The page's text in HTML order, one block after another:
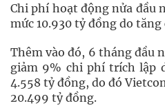
Chi phí hoạt động nửa đầu
mức 10.930 tỷ đồng do
Thêm vào đó, 6 tháng đầu
giảm 9% chi phí trích lập
4.558 tỷ đồng, do đó
20.499 tỷ đồng.